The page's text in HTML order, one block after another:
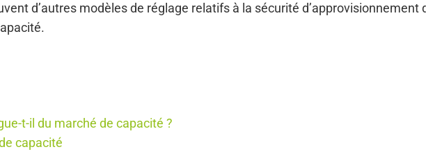
d’autres modèles de réglage relatifs à la sécurité d’approvisionnement
t-il du marché de capacité ?
capacité